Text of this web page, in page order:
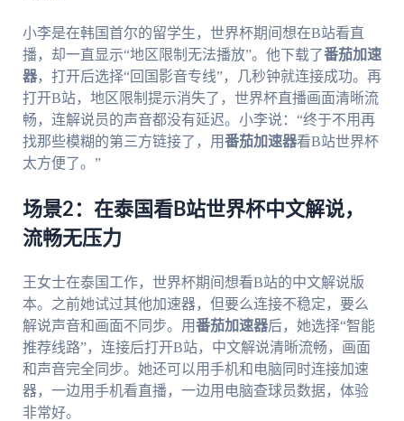
小李是在韩国首尔的留学生，世界杯期间想在B站看直
播，却一直显示“地区限制无法播放”。他下载了番茄加速
器，打开后选择“回国影音专线”，几秒钟就连接成功。再
打开B站，地区限制提示消失了，世界杯直播画面清晰流
畅，连解说员的声音都没有延迟。小李说：“终于不用再
找那些模糊的第三方链接了，用番茄加速器看B站世界杯
太方便了。”
场景2：在泰国看B站世界杯中文解说，
流畅无压力
王女士在泰国工作，世界杯期间想看B站的中文解说版
本。之前她试过其他加速器，但要么连接不稳定，要么
解说声音和画面不同步。用番茄加速器后，她选择“智能
推荐线路”，连接后打开B站，中文解说清晰流畅，画面
和声音完全同步。她还可以用手机和电脑同时连接加速
器，一边用手机看直播，一边用电脑查球员数据，体验
非常好。